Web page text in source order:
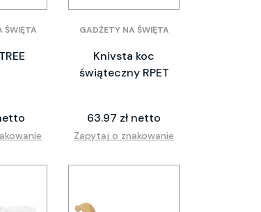
ŚWIĘTA GADŻETY NA ŚWIĘTA
Knivsta koc
świąteczny RPET
63.97 zł netto
Zapytaj o znakowanie